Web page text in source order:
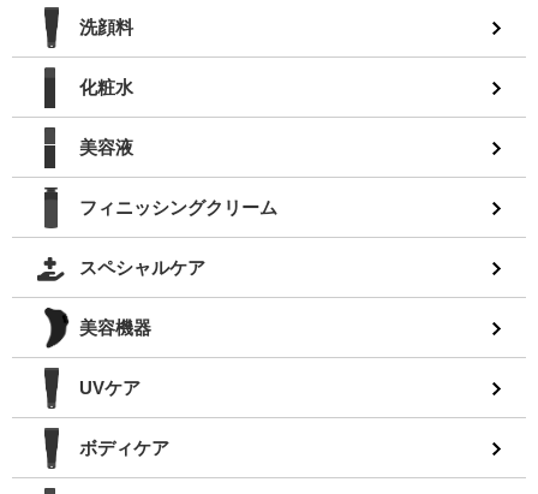
洗顔料
化粧水
美容液
フィニッシングクリーム
スペシャルケア
美容機器
UVケア
ボディケア